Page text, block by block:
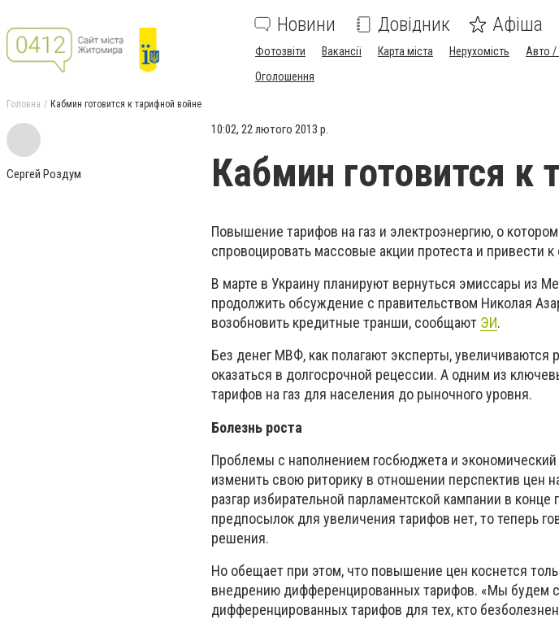
Новини Довідник Афіша
Фотозвіти Вакансії Карта міста Нерухомість Авто
Оголошення
Головна Кабмин готовится к тарифной войне
Сергей Роздум
10:02, 22 лютого 2013 р.
Кабмин готовится к
Повышение тарифов на газ и электроэнергию, о
спровоцировать массовые акции протеста и привести к
В марте в Украину планируют вернуться эмиссары из
продолжить обсуждение с правительством Николая
возобновить кредитные транши, сообщают ЭИ.
Без денег МВФ, как полагают эксперты, увеличиваются
оказаться в долгосрочной рецессии. А одним из
тарифов на газ для населения до рыночного уровня.
Болезнь роста
Проблемы с наполнением госбюджета и экономический
изменить свою риторику в отношении перспектив цен
разгар избирательной парламентской кампании в
предпосылок для увеличения тарифов нет, то теперь
решения.
Но обещает при этом, что повышение цен коснется
внедрению дифференцированных тарифов. «Мы будем
дифференцированных тарифов для тех, кто